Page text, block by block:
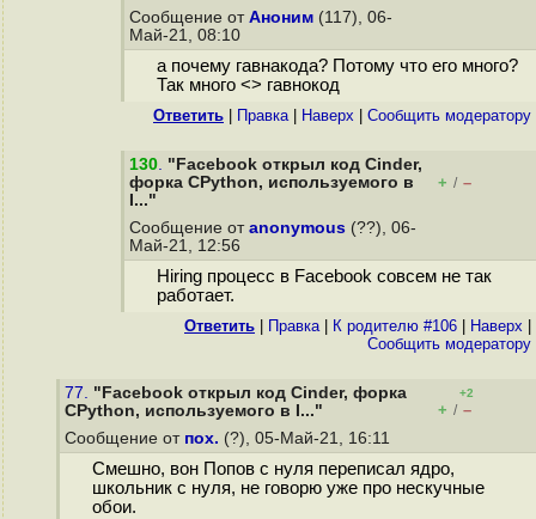
Сообщение от Аноним (117), 06-
Май-21, 08:10
а почему гавнакода? Потому что его много?
Так много <> гавнокод
Ответить Правка| Наверх Cообщить модератору
130. "Facebook открыл код Cinder,
форка CPython, используемого в
I..."
+ / –
Сообщение от anonymous (??), 06-
Май-21, 12:56
Hiring процесс в Facebook совсем не так
работает.
Ответить Правка| К родителю #106 Наверх
Cообщить модератору
77. "Facebook открыл код Cinder, форка
CPython, используемого в I..."
+2
+ / –
Сообщение от пох. (?), 05-Май-21, 16:11
Смешно, вон Попов с нуля переписал ядро,
школьник с нуля, не говорю уже про нескучные
обои.